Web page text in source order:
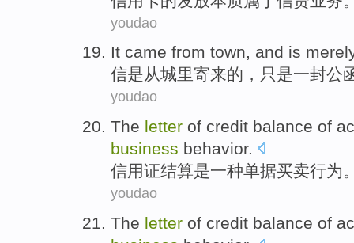
youdao
It came from town, and is
信是从城里寄来的， 只是一封公
youdao
The letter of credit balance of
business behavior.
信用证结算是一种单据买卖行为
youdao
The letter of credit balance of